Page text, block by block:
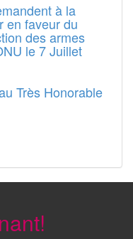
à la
en faveur du
des armes
le 7 Juillet
Très Honorable